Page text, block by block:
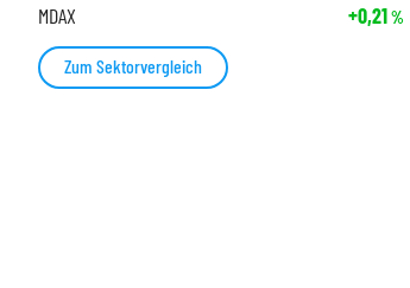
MDAX +0,21%
Zum Sektorvergleich